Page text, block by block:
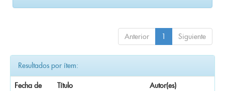
Anterior 1 Siguiente
Resultados por ítem:
Fecha de
Título Autor(es)